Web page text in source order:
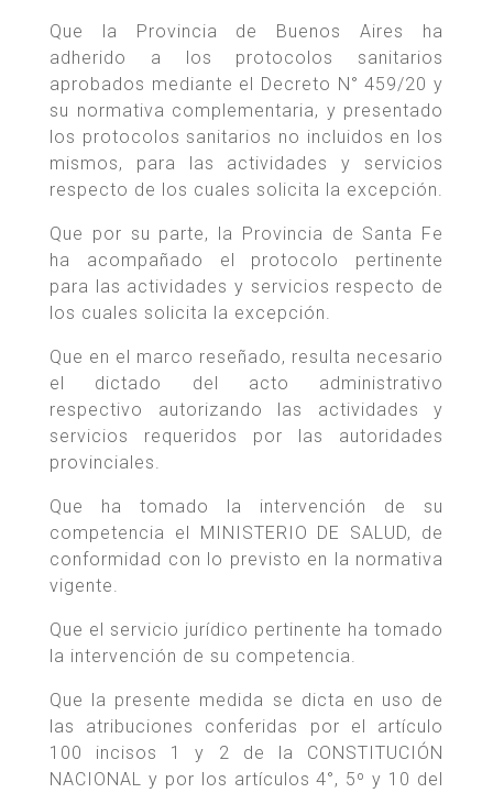
Que la Provincia de Buenos Aires ha
adherido a los protocolos sanitarios
aprobados mediante el Decreto N° 459/20 y
su normativa complementaria, y presentado
los protocolos sanitarios no incluidos en los
mismos, para las actividades y servicios
respecto de los cuales solicita la excepción.
Que por su parte, la Provincia de Santa Fe
ha acompañado el protocolo pertinente
para las actividades y servicios respecto de
los cuales solicita la excepción.
Que en el marco reseñado, resulta necesario
el dictado del acto administrativo
respectivo autorizando las actividades y
servicios requeridos por las autoridades
provinciales.
Que ha tomado la intervención de su
competencia el MINISTERIO DE SALUD, de
conformidad con lo previsto en la normativa
vigente.
Que el servicio jurídico pertinente ha tomado
la intervención de su competencia.
Que la presente medida se dicta en uso de
las atribuciones conferidas por el artículo
100 incisos 1 y 2 de la CONSTITUCIÓN
NACIONAL y por los artículos 4°, 5º y 10 del